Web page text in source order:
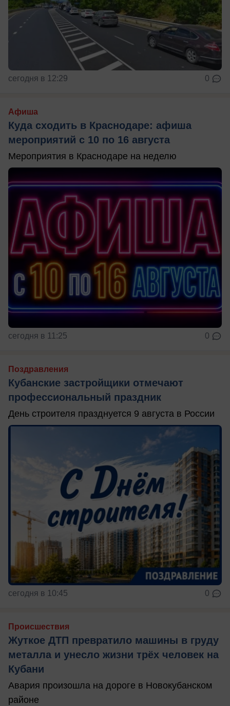
сегодня в 12:29 0
Афиша
Куда сходить в Краснодаре: афиша
мероприятий с 10 по 16 августа
Мероприятия в Краснодаре на неделю
сегодня в 11:25 0
Поздравления
Кубанские застройщики отмечают
профессиональный праздник
День строителя празднуется 9 августа в России
сегодня в 10:45 0
Происшествия
Жуткое ДТП превратило машины в груду
металла и унесло жизни трёх человек на
Кубани
Авария произошла на дороге в Новокубанском
районе